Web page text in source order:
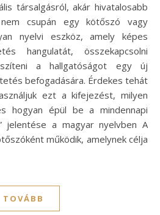
társalgásról, akár hivatalosabb
csupán egy kötőszó vagy
nyelvi eszköz, amely képes
hangulatát, összekapcsolni
a hallgatóságot egy új
befogadására. Érdekes tehát
ezt a kifejezést, milyen
hogyan épül be a mindennapi
jelentése a magyar nyelvben A
működik, amelynek célja
TOVÁBB